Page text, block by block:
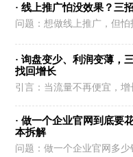
· 线上推广怕没效果？三
问题：想做线上推广，但
· 询盘变少、利润变薄，
找回增长
引言：当流量不再便宜，增
· 做一个企业官网到底
本拆解
问题：做一个企业官网多